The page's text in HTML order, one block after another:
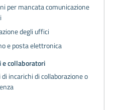
per mancata comunicazione
degli uffici
e posta elettronica
collaboratori
incarichi di collaborazione o